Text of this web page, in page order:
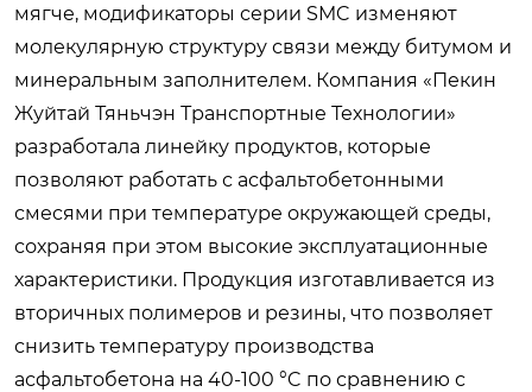
мягче, модификаторы серии SMC изменяют
молекулярную структуру связи между битумом и
минеральным заполнителем. Компания «Пекин
Жуйтай Тяньчэн Транспортные Технологии»
разработала линейку продуктов, которые
позволяют работать с асфальтобетонными
смесями при температуре окружающей среды,
сохраняя при этом высокие эксплуатационные
характеристики. Продукция изготавливается из
вторичных полимеров и резины, что позволяет
снизить температуру производства
асфальтобетона на 40-100 °C по сравнению с